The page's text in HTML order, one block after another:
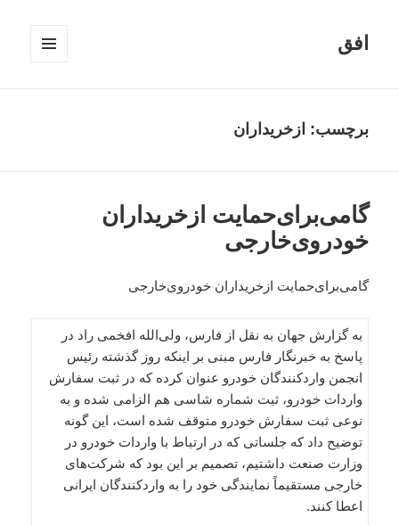
افق
برچسب: ازخریداران
گامی‌برای‌حمایت ازخریداران
خودروی‌خارجی
گامی‌برای‌حمایت ازخریداران خودروی‌خارجی
به گزارش جهان به نقل از فارس، ولی‌الله افخمی راد در
پاسخ به خبرنگار فارس مبنی بر اینکه روز گذشته رئیس
انجمن واردکنندگان خودرو عنوان کرده که در ثبت سفارش
واردات خودرو، ثبت شماره شاسی هم الزامی شده و به
نوعی ثبت سفارش خودرو متوقف شده است، این گونه
توضیح داد که جلساتی که در ارتباط با واردات خودرو در
وزارت صنعت داشتیم، تصمیم بر این بود که شرکت‌های
خارجی مستقیماً نمایندگی خود را به واردکنندگان ایرانی
اعطا کنند.